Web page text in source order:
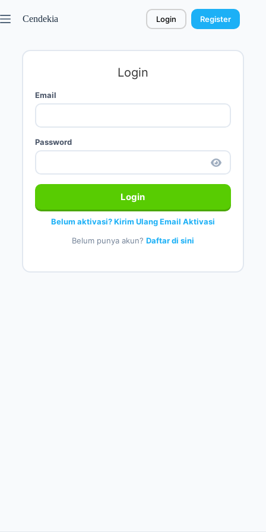
Cendekia Login Register
Login
Email
Password
Login
Belum aktivasi? Kirim Ulang Email Aktivasi
Belum punya akun? Daftar di sini